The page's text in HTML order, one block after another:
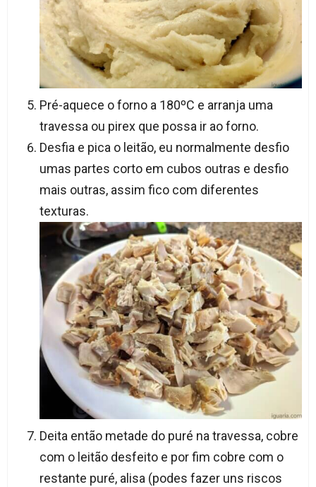
Pré-aquece o forno a 180ºC e arranja uma
travessa ou pirex que possa ir ao forno.
Desfia e pica o leitão, eu normalmente desfio
umas partes corto em cubos outras e desfio
mais outras, assim fico com diferentes
texturas.
Deita então metade do puré na travessa, cobre
com o leitão desfeito e por fim cobre com o
restante puré, alisa (podes fazer uns riscos